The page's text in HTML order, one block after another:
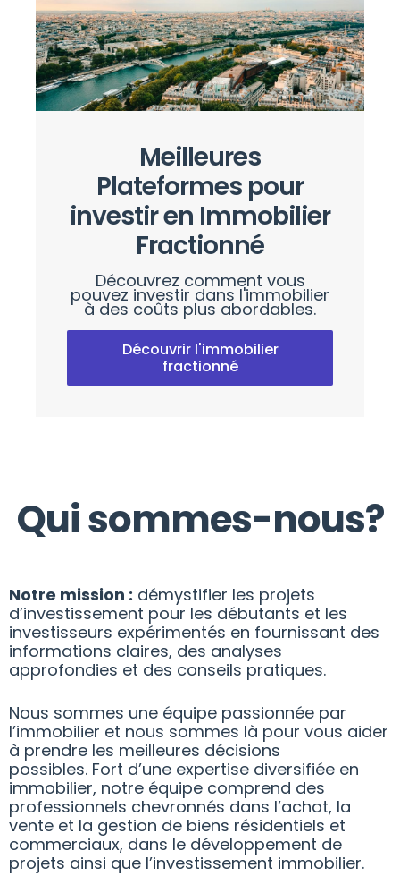
Meilleures
Plateformes pour
investir en Immobilier
Fractionné
Découvrez comment vous
pouvez investir dans l'immobilier
à des coûts plus abordables.
Découvrir l'immobilier
fractionné
Qui sommes-nous?
Notre mission : démystifier les projets
d’investissement pour les débutants et les
investisseurs expérimentés en fournissant des
informations claires, des analyses
approfondies et des conseils pratiques.
Nous sommes une équipe passionnée par
l’immobilier et nous sommes là pour vous aider
à prendre les meilleures décisions
possibles. Fort d’une expertise diversifiée en
immobilier, notre équipe comprend des
professionnels chevronnés dans l’achat, la
vente et la gestion de biens résidentiels et
commerciaux, dans le développement de
projets ainsi que l’investissement immobilier.